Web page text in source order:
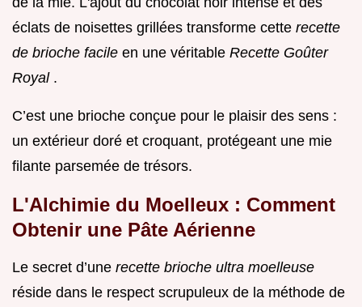
éclats de noisettes grillées transforme cette recette
de brioche facile en une véritable Recette Goûter
Royal .
C’est une brioche conçue pour le plaisir des sens :
un extérieur doré et croquant, protégeant une mie
filante parsemée de trésors.
L'Alchimie du Moelleux : Comment
Obtenir une Pâte Aérienne
Le secret d’une recette brioche ultra moelleuse
réside dans le respect scrupuleux de la méthode de